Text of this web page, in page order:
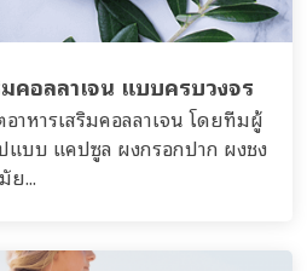
คอลลาเจน แบบครบวงจร
าหารเสริมคอลลาเจน โดยทีมผู้
แบบ แคปซูล ผงกรอกปาก ผงชง
ย...